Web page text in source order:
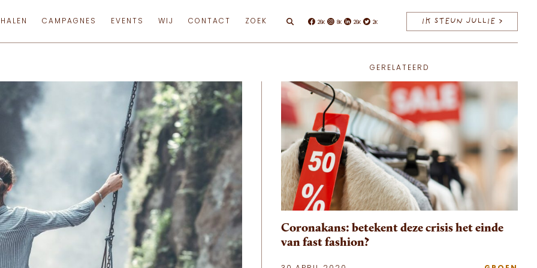
CAMPAGNES EVENTS WIJ CONTACT ZOEK Facebook
26K Instagram
8K Linkedin
26K Twitter
2K IK STEUN JULLIE >
GERELATEERD
Coronakans: betekent deze crisis het einde
van fast fashion?